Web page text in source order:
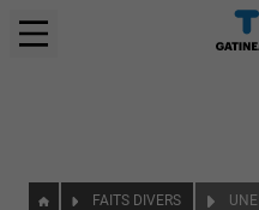
FAITS DIVERS